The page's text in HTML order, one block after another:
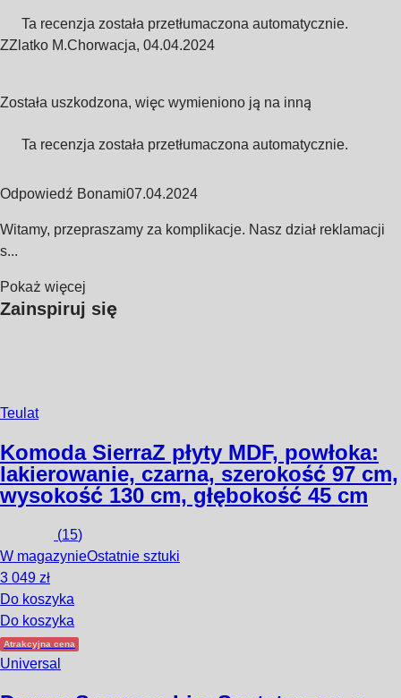
Ta recenzja została przetłumaczona automatycznie.
ZZlatko M.Chorwacja, 04.04.2024
Została uszkodzona, więc wymieniono ją na inną
Ta recenzja została przetłumaczona automatycznie.
Odpowiedź Bonami07.04.2024
Witamy, przepraszamy za komplikacje. Nasz dział reklamacji
s...
Pokaż więcej
Zainspiruj się
Teulat
Komoda SierraZ płyty MDF, powłoka:
lakierowanie, czarna, szerokość 97 cm,
wysokość 130 cm, głębokość 45 cm
(15)
W magazynieOstatnie sztuki
3 049 zł
Do koszyka
Do koszyka
Atrakcyjna cena
Universal